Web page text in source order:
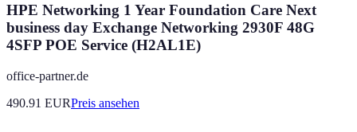
HPE Networking 1 Year Foundation Care Next
business day Exchange Networking 2930F 48G
4SFP POE Service (H2AL1E)
office-partner.de
490.91 EURPreis ansehen